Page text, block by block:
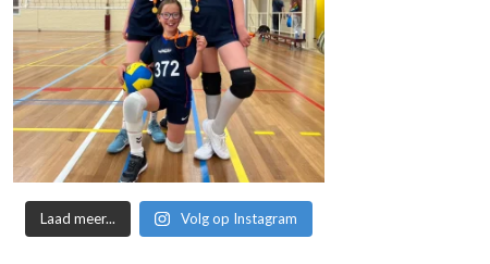
Laad meer... Volg op Instagram